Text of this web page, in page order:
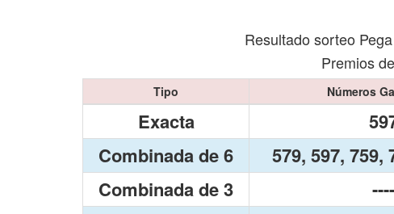
Resultado sorteo
Premios
Tipo Números
Exacta
Combinada de 6
579, 597, 759,
Combinada de 3
----